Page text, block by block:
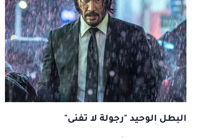
البطل الوحيد "رجولة لا تفنى"